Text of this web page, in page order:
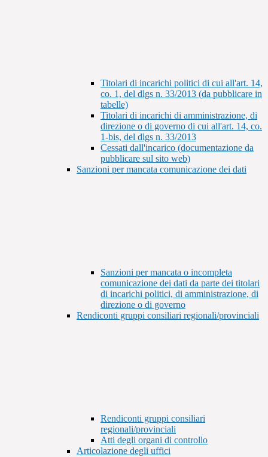
Titolari di incarichi politici di cui all'art. 14,
co. 1, del dlgs n. 33/2013 (da pubblicare in
tabelle)
Titolari di incarichi di amministrazione, di
direzione o di governo di cui all'art. 14, co.
1-bis, del dlgs n. 33/2013
Cessati dall'incarico (documentazione da
pubblicare sul sito web)
Sanzioni per mancata comunicazione dei dati
Sanzioni per mancata o incompleta
comunicazione dei dati da parte dei titolari
di incarichi politici, di amministrazione, di
direzione o di governo
Rendiconti gruppi consiliari regionali/provinciali
Rendiconti gruppi consiliari
regionali/provinciali
Atti degli organi di controllo
Articolazione degli uffici